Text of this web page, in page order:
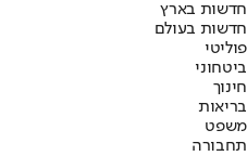
חדשות בארץ
חדשות בעולם
פוליטי
ביטחוני
חינוך
בריאות
משפט
תחבורה